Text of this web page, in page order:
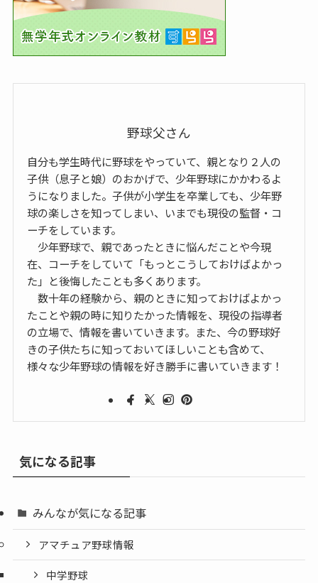
野球父さん
自分も学生時代に野球をやっていて、親となり２人の
子供（息子と娘）のおかげで、少年野球にかかわるよ
うになりました。子供が小学生を卒業しても、少年野
球の楽しさを知ってしまい、いまでも現役の監督・コ
ーチをしています。
少年野球で、親であったときに悩んだことや今現
在、コーチをしていて「もっとこうしておけばよかっ
た」と後悔したことも多くあります。
数十年の経験から、親のときに知っておけばよかっ
たことや親の時に知りたかった情報を、現役の指導者
の立場で、情報を書いていきます。また、今の野球好
きの子供たちに知っておいてほしいことも含めて、
様々な少年野球の情報を好き勝手に書いていきます！
気になる記事
みんなが気になる記事
アマチュア野球情報
中学野球